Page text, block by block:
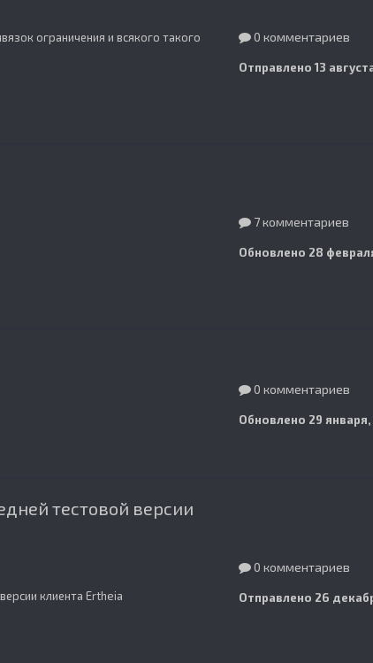
ограничения и всякого такого 0 комментариев
Отправлено13
7 комментариев
Обновлено 28
0 комментариев
Обновлено 29 января,
тестовой версии
клиента Ertheia
0 комментариев
Отправлено 26